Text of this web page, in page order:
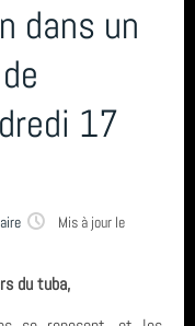
dans un
17
Mis à jour le
du tuba,